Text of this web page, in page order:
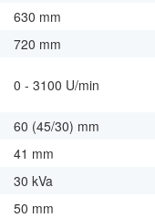
630 mm
720 mm
0 - 3100 U/min
60 (45/30) mm
41 mm
30 kVa
50 mm